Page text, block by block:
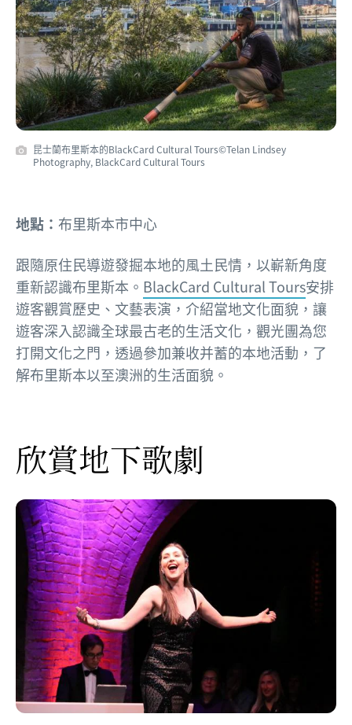
昆士蘭布里斯本的BlackCard Cultural Tours©Telan Lindsey
Photography, BlackCard Cultural Tours
地點： 布里斯本市中心
跟隨原住民導遊發掘本地的風土民情，以嶄新角度
重新認識布里斯本。 BlackCard Cultural Tours安排
遊客觀賞歷史、文藝表演，介紹當地文化面貌，讓
遊客深入認識全球最古老的生活文化，觀光團為您
打開文化之門，透過參加兼收并蓄的本地活動，了
解布里斯本以至澳洲的生活面貌。
欣賞地下歌劇